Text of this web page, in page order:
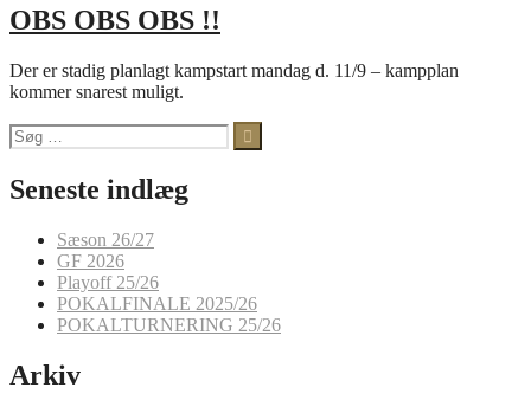
OBS OBS OBS !!
Der er stadig planlagt kampstart mandag d. 11/9 – kampplan
kommer snarest muligt.
Søg
efter:
Seneste indlæg
Sæson 26/27
GF 2026
Playoff 25/26
POKALFINALE 2025/26
POKALTURNERING 25/26
Arkiv